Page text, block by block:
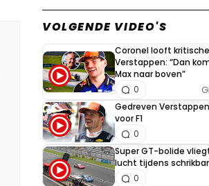
VOLGENDE VIDEO'S
Coronel looft kritische
Verstappen: “Dan
Max naar boven”
0
Gedreven
voor F1
0
Super GT-bolide
lucht tijdens
0